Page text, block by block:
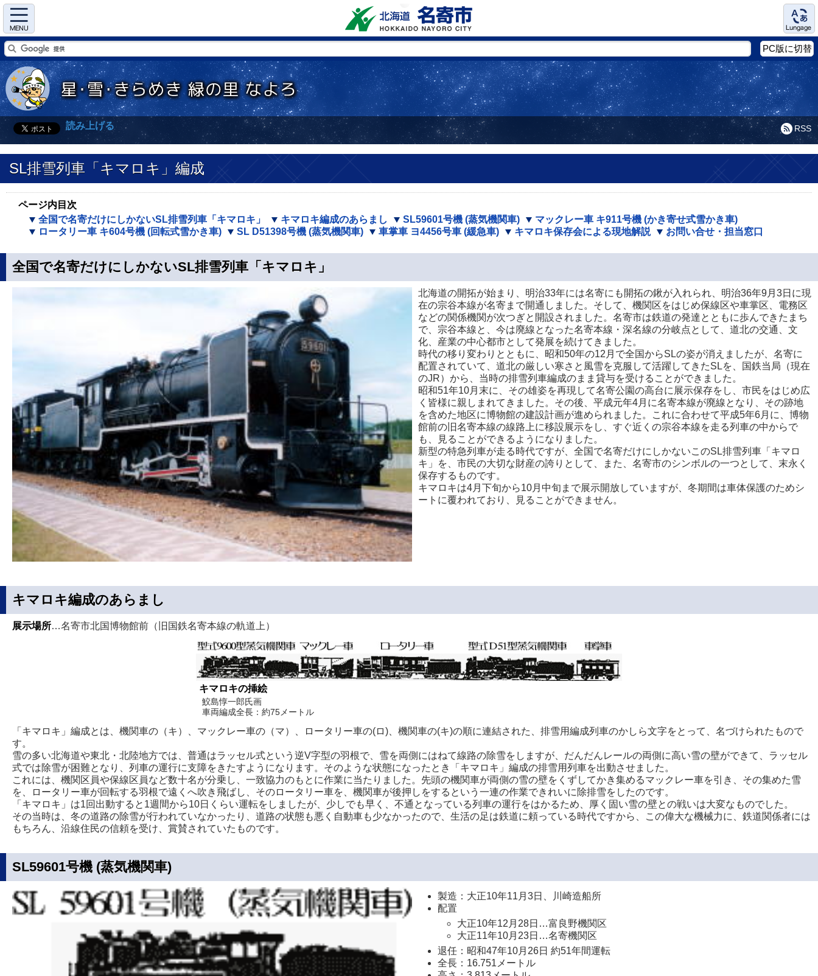
Menu Language
PC版に切替
RSS
読み上げる
SL排雪列車「キマロキ」編成
ページ内目次
全国で名寄だけにしかないSL排雪列車「キマロキ」
キマロキ編成のあらまし SL59601号機 (蒸気機関車)
マックレー車 キ911号機 (かき寄せ式雪かき車)
ロータリー車 キ604号機 (回転式雪かき車)
SL D51398号機 (蒸気機関車) 車掌車 ヨ4456号車 (緩急車) キマロキ保存会による現地解説 お問い合せ・担当窓口
全国で名寄だけにしかないSL排雪列車「キマロキ」
北海道の開拓が始まり、明治33年には名寄にも開拓の鍬が入れられ、明治36年9月3日に現
在の宗谷本線が名寄まで開通しました。そして、機関区をはじめ保線区や車掌区、電務区
などの関係機関が次つぎと開設されました。名寄市は鉄道の発達とともに歩んできたまち
で、宗谷本線と、今は廃線となった名寄本線・深名線の分岐点として、道北の交通、文
化、産業の中心都市として発展を続けてきました。
時代の移り変わりとともに、昭和50年の12月で全国からSLの姿が消えましたが、名寄に
配置されていて、道北の厳しい寒さと風雪を克服して活躍してきたSLを、国鉄当局（現在
のJR）から、当時の排雪列車編成のまま貸与を受けることができました。
昭和51年10月末に、その雄姿を再現して名寄公園の高台に展示保存をし、市民をはじめ広
く皆様に親しまれてきました。その後、平成元年4月に名寄本線が廃線となり、その跡地
を含めた地区に博物館の建設計画が進められました。これに合わせて平成5年6月に、博物
館前の旧名寄本線の線路上に移設展示をし、すぐ近くの宗谷本線を走る列車の中からで
も、見ることができるようになりました。
新型の特急列車が走る時代ですが、全国で名寄だけにしかないこのSL排雪列車「キマロ
キ」を、市民の大切な財産の誇りとして、また、名寄市のシンボルの一つとして、末永く
保存するものです。
キマロキは4月下旬から10月中旬まで展示開放していますが、冬期間は車体保護のためシ
ートに覆われており、見ることができません。
キマロキ編成のあらまし
展示場所…名寄市北国博物館前（旧国鉄名寄本線の軌道上）
キマロキの挿絵
鮫島惇一郎氏画
車両編成全長：約75メートル
「キマロキ」編成とは、機関車の（キ）、マックレー車の（マ）、ロータリー車の(ロ)、機関車の(キ)の順に連結された、排雪用編成列車のかしら文字をとって、名づけられたもので
す。
雪の多い北海道や東北・北陸地方では、普通はラッセル式という逆V字型の羽根で、雪を両側にはねて線路の除雪をしますが、だんだんレールの両側に高い雪の壁ができて、ラッセル
式では除雪が困難となり、列車の運行に支障をきたすようになります。そのような状態になったとき「キマロキ」編成の排雪用列車を出動させました。
これには、機関区員や保線区員など数十名が分乗し、一致協力のもとに作業に当たりました。先頭の機関車が両側の雪の壁をくずしてかき集めるマックレー車を引き、その集めた雪
を、ロータリー車が回転する羽根で遠くへ吹き飛ばし、そのロータリー車を、機関車が後押しをするという一連の作業できれいに除排雪をしたのです。
「キマロキ」は1回出動すると1週間から10日くらい運転をしましたが、少しでも早く、不通となっている列車の運行をはかるため、厚く固い雪の壁との戦いは大変なものでした。
その当時は、冬の道路の除雪が行われていなかったり、道路の状態も悪く自動車も少なかったので、生活の足は鉄道に頼っている時代ですから、この偉大な機械力に、鉄道関係者には
もちろん、沿線住民の信頼を受け、賞賛されていたものです。
SL59601号機 (蒸気機関車)
製造：大正10年11月3日、川崎造船所
配置
大正10年12月28日…富良野機関区
大正11年10月23日…名寄機関区
退任：昭和47年10月26日 約51年間運転
全長：16.751メートル